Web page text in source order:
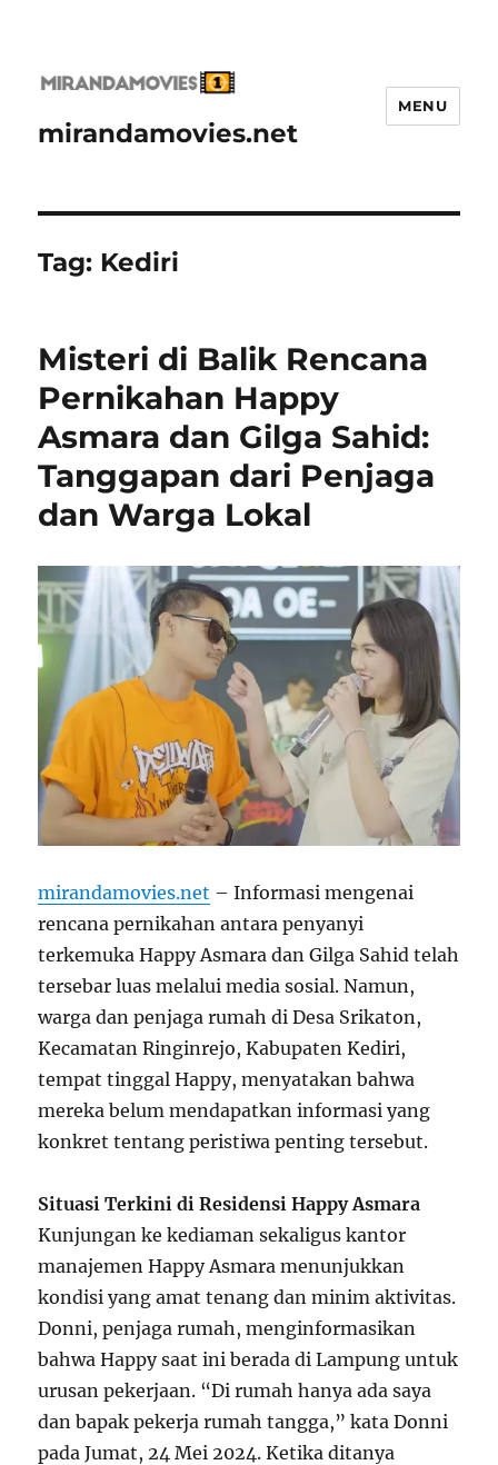
mirandamovies.net
MENU
Tag: Kediri
Misteri di Balik Rencana
Pernikahan Happy
Asmara dan Gilga Sahid:
Tanggapan dari Penjaga
dan Warga Lokal
mirandamovies.net – Informasi mengenai
rencana pernikahan antara penyanyi
terkemuka Happy Asmara dan Gilga Sahid telah
tersebar luas melalui media sosial. Namun,
warga dan penjaga rumah di Desa Srikaton,
Kecamatan Ringinrejo, Kabupaten Kediri,
tempat tinggal Happy, menyatakan bahwa
mereka belum mendapatkan informasi yang
konkret tentang peristiwa penting tersebut.
Situasi Terkini di Residensi Happy Asmara
Kunjungan ke kediaman sekaligus kantor
manajemen Happy Asmara menunjukkan
kondisi yang amat tenang dan minim aktivitas.
Donni, penjaga rumah, menginformasikan
bahwa Happy saat ini berada di Lampung untuk
urusan pekerjaan. “Di rumah hanya ada saya
dan bapak pekerja rumah tangga,” kata Donni
pada Jumat, 24 Mei 2024. Ketika ditanya